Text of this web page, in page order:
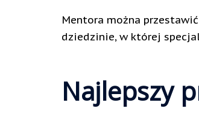
Mentora można
dziedzinie, w której
Najlepszy